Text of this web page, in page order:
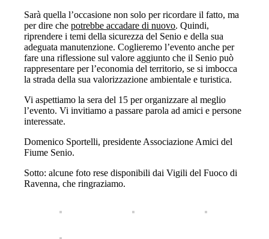
Sarà quella l’occasione non solo per ricordare il fatto, ma
per dire chepotrebbe accadare di nuovo. Quindi,
riprendere i temi della sicurezza del Senio e della sua
adeguata manutenzione. Coglieremo l’evento anche per
fare una riflessione sul valore aggiunto che il Senio può
rappresentare per l’economia del territorio, se si imbocca
la strada della sua valorizzazione ambientale e turistica.
Vi aspettiamo la sera del 15 per organizzare al meglio
l’evento. Vi invitiamo a passare parola ad amici e persone
interessate.
Domenico Sportelli, presidente Associazione Amici del
Fiume Senio.
Sotto: alcune foto rese disponibili dai Vigili del Fuoco di
Ravenna, che ringraziamo.